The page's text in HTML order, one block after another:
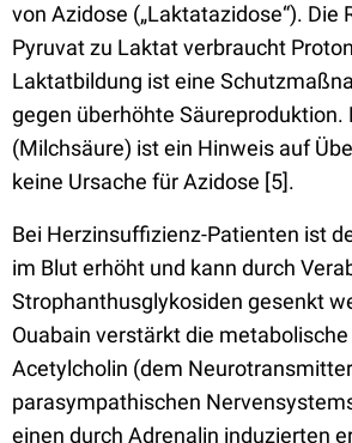
von Azidose („Laktatazidose“). Die
Pyruvat zu Laktat verbraucht
Laktatbildung ist eine
gegen überhöhte Säureproduktion.
(Milchsäure) ist ein Hinweis auf
keine Ursache für Azidose [5].
Bei Herzinsuffizienz-Patienten ist
im Blut erhöht und kann durch
Strophanthusglykosiden gesenkt
Ouabain verstärkt die
Acetylcholin (dem
parasympathischen
einen durch Adrenalin induzierten